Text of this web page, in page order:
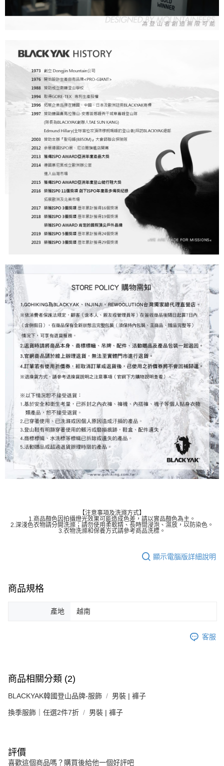
【注意事項及洗滌方式】
1.商品顏色因拍攝燈光效果可能造成色差，請以實品顏色為主。
2.深淺色衣物請分開洗滌；請勿使用柔軟精、長時間浸泡、濕放，以防染色。
3.衣物洗滌和保養方式請參考商品洗標。
顯示電腦版詳細說明
商品規格
產地 越南
客服
商品相關分類 (2)
BLACKYAK韓國登山品牌-服飾 男裝 | 褲子
換季服飾｜任選2件7折 男裝 | 褲子
評價
喜歡這個商品嗎？購買後給他一個好評吧